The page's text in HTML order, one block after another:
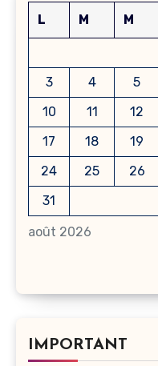
août 2026
L M M
3
4 5
10
11 12
17
18 19
24
25 26
31
IMPORTANT